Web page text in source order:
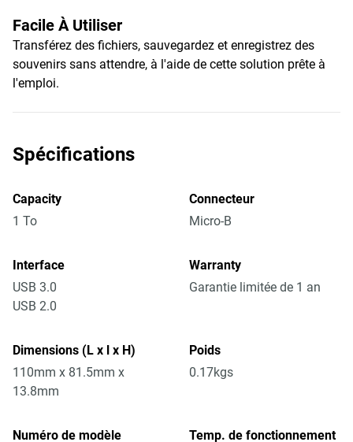
Facile À Utiliser
Transférez des fichiers, sauvegardez et enregistrez des
souvenirs sans attendre, à l'aide de cette solution prête à
l'emploi.
Spécifications
Capacity
1 To
Connecteur
Micro-B
Interface
USB 3.0
USB 2.0
Warranty
Garantie limitée de 1 an
Dimensions (L x l x H)
110mm x 81.5mm x
13.8mm
Poids
0.17kgs
Numéro de modèle
Temp. de fonctionnement